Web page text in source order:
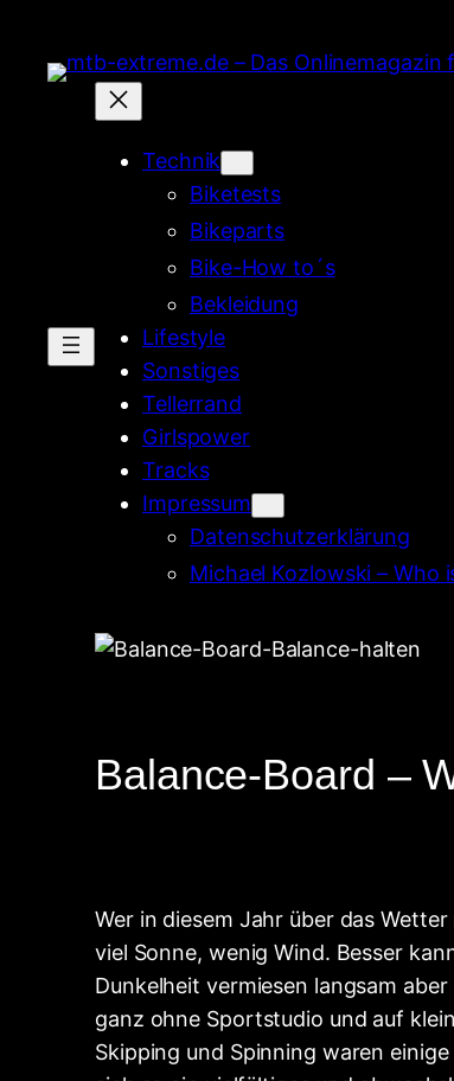
Inhalt
springen
Technik
Biketests
Bikeparts
Bike-How to´s
Bekleidung
Lifestyle
Sonstiges
Tellerrand
Girlspower
Tracks
Impressum
Datenschutzerklärung
Michael Kozlowski – Who
Balance-Board –
Wer in diesem Jahr über das
viel Sonne, wenig Wind. Besser
Dunkelheit vermiesen langsam
ganz ohne Sportstudio und auf
Skipping und Spinning waren